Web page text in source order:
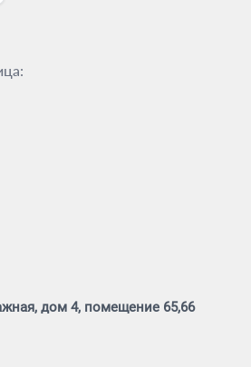
дом 4, помещение 65,66